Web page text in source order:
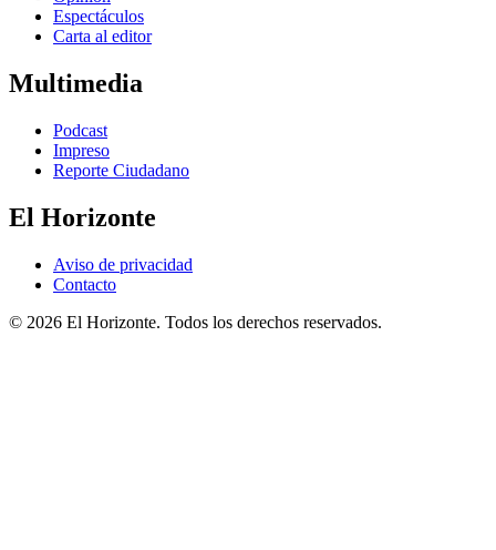
Espectáculos
Carta al editor
Multimedia
Podcast
Impreso
Reporte Ciudadano
El Horizonte
Aviso de privacidad
Contacto
© 2026 El Horizonte. Todos los derechos reservados.